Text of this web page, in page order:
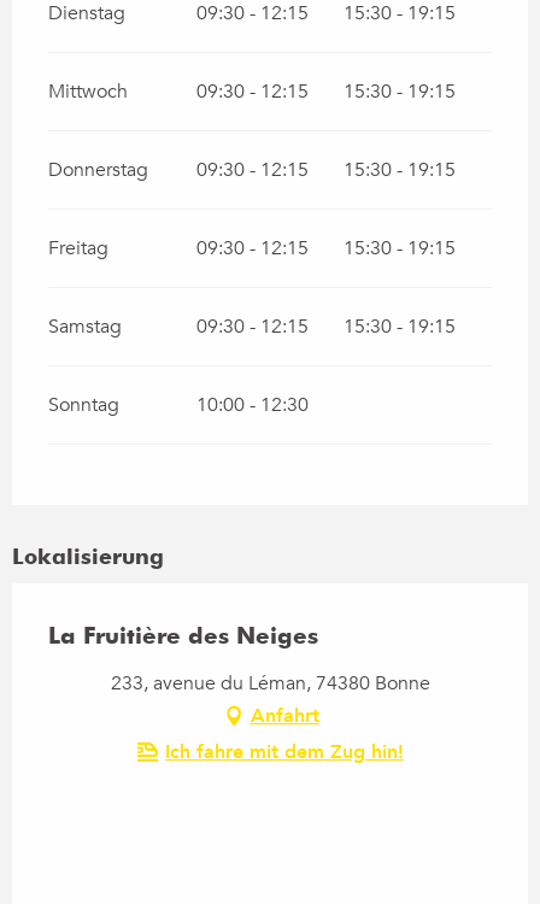
Dienstag 09:30 - 12:15 15:30 - 19:15
Mittwoch 09:30 - 12:15 15:30 - 19:15
Donnerstag 09:30 - 12:15 15:30 - 19:15
Freitag 09:30 - 12:15 15:30 - 19:15
Samstag 09:30 - 12:15 15:30 - 19:15
Sonntag 10:00 - 12:30
Lokalisierung
La Fruitière des Neiges
233, avenue du Léman, 74380 Bonne
Anfahrt
Ich fahre mit dem Zug hin!